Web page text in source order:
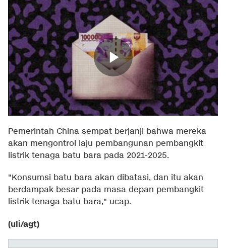
Pemerintah China sempat berjanji bahwa mereka
akan mengontrol laju pembangunan pembangkit
listrik tenaga batu bara pada 2021-2025.
"Konsumsi batu bara akan dibatasi, dan itu akan
berdampak besar pada masa depan pembangkit
listrik tenaga batu bara," ucap.
(uli/agt)